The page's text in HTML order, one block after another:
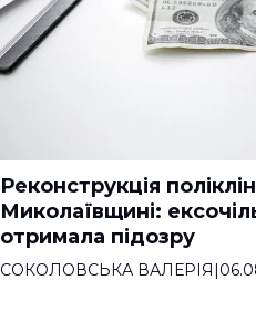
Реконструкція
Миколаївщині:
отримала підозру
СОКОЛОВСЬКА ВАЛЕРІЯ|